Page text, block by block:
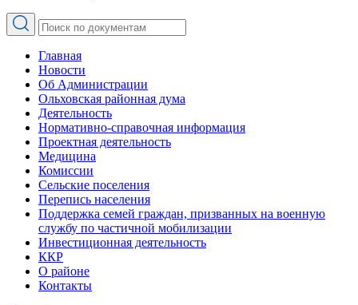
Главная
Новости
Об Администрации
Ольховская районная дума
Деятельность
Нормативно-справочная информация
Проектная деятельность
Медицина
Комиссии
Сельские поселения
Перепись населения
Поддержка семей граждан, призванных на военную
службу по частичной мобилизации
Инвестиционная деятельность
ККР
О районе
Контакты